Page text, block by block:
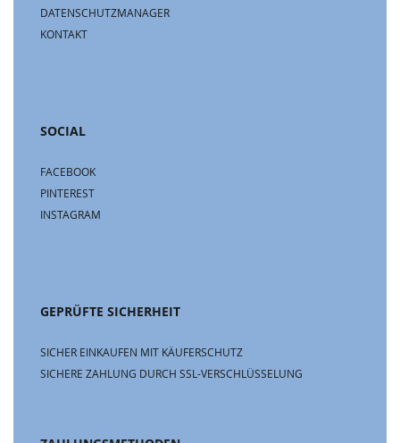
DATENSCHUTZMANAGER
KONTAKT
SOCIAL
FACEBOOK
PINTEREST
INSTAGRAM
GEPRÜFTE SICHERHEIT
SICHER EINKAUFEN MIT KÄUFERSCHUTZ
SICHERE ZAHLUNG DURCH SSL-VERSCHLÜSSELUNG